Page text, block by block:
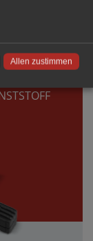
Allen zustimmen